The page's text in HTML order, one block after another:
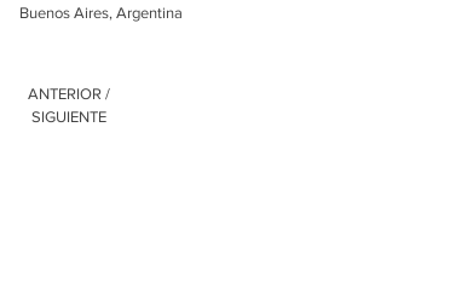
Buenos Aires, Argentina
ANTERIOR /
SIGUIENTE